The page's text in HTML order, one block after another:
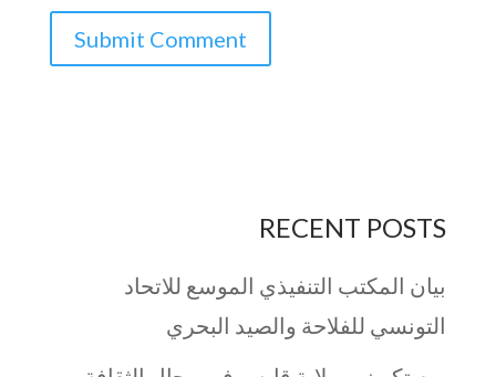
RECENT POSTS
بيان المكتب التنفيذي الموسع للاتحاد
التونسي للفلاحة والصيد البحري